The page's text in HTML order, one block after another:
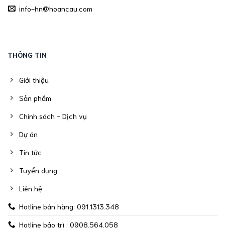
info-hn@hoancau.com
THÔNG TIN
Giới thiệu
Sản phẩm
Chính sách - Dịch vụ
Dự án
Tin tức
Tuyển dụng
Liên hệ
Hotline bán hàng: 091.1313.348
Hotline bảo trì : 0908.564.058